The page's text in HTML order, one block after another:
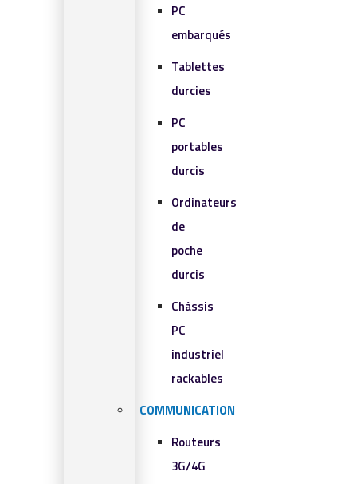
PC
embarqués
Tablettes
durcies
PC
portables
durcis
Ordinateurs
de
poche
durcis
Châssis
PC
industriel
rackables​
COMMUNICATION
Routeurs
3G/4G